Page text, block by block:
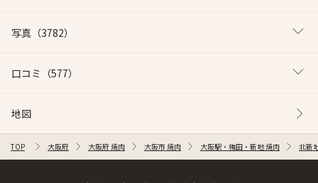
写真 （3782）
口コミ （577）
地図
TOP 大阪府 大阪府 焼肉 大阪市 焼肉 大阪駅・梅田・新地 焼肉 北新